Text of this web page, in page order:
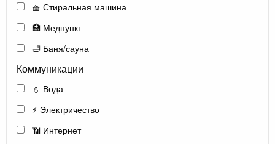
🧺 Стиральная машина
🏥 Медпункт
🛁 Баня/сауна
Коммуникации
💧 Вода
⚡ Электричество
📶 Интернет